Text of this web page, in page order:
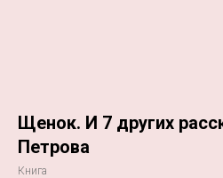
Щенок. И 7 других
Петрова
Книга